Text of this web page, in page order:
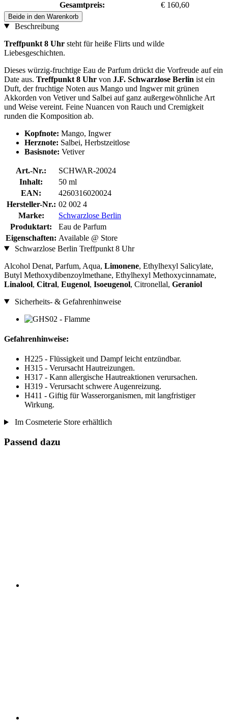
Gesamtpreis: € 160,60
Beide in den Warenkorb
Beschreibung
Treffpunkt 8 Uhr steht für heiße Flirts und wilde
Liebesgeschichten.
Dieses würzig-fruchtige Eau de Parfum drückt die Vorfreude auf ein
Date aus. Treffpunkt 8 Uhr von J.F. Schwarzlose Berlin ist ein
Duft, der fruchtige Noten aus Mango und Ingwer mit grünen
Akkorden von Vetiver und Salbei auf ganz außergewöhnliche Art
und Weise vereint. Feine Nuancen von Rauch und Cremigkeit
runden die Komposition ab.
Kopfnote: Mango, Ingwer
Herznote: Salbei, Herbstzeitlose
Basisnote: Vetiver
Art.-Nr.:
SCHWAR-20024
Inhalt:
50 ml
EAN:
4260316020024
Hersteller-Nr.: 02 002 4
Marke:
Schwarzlose Berlin
Produktart:
Eau de Parfum
Eigenschaften: Available @ Store
Schwarzlose Berlin Treffpunkt 8 Uhr
Alcohol Denat, Parfum, Aqua, Limonene, Ethylhexyl Salicylate,
Butyl Methoxydibenzoylmethane, Ethylhexyl Methoxycinnamate,
Linalool, Citral, Eugenol, Isoeugenol, Citronellal, Geraniol
Sicherheits- & Gefahrenhinweise
Gefahrenhinweise:
H225 - Flüssigkeit und Dampf leicht entzündbar.
H315 - Verursacht Hautreizungen.
H317 - Kann allergische Hautreaktionen verursachen.
H319 - Verursacht schwere Augenreizung.
H411 - Giftig für Wasserorganismen, mit langfristiger
Wirkung.
Im Cosmeterie Store erhältlich
Passend dazu